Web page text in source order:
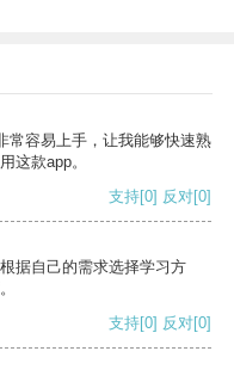
常容易上手，让我能够快速熟
这款app。
支持[0] 反对[0]
据自己的需求选择学习方
支持[0] 反对[0]